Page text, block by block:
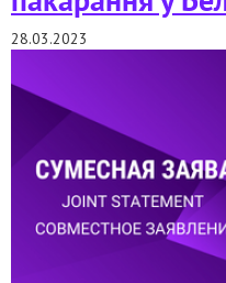
28.03.2023